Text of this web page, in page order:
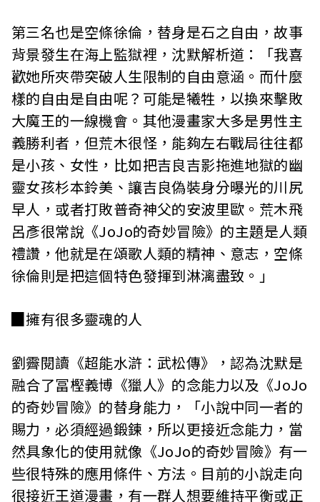
第三名也是空條徐倫，替身是石之自由，故事
背景發生在海上監獄裡，沈默解析道：「我喜
歡她所夾帶突破人生限制的自由意涵。而什麼
樣的自由是自由呢？可能是犧牲，以換來擊敗
大魔王的一線機會。其他漫畫家大多是男性主
義勝利者，但荒木很怪，能夠左右戰局往往都
是小孩、女性，比如把吉良吉影拖進地獄的幽
靈女孩杉本鈴美、讓吉良偽裝身分曝光的川尻
早人，或者打敗普奇神父的安波里歐。荒木飛
呂彥很常說《JoJo的奇妙冒險》的主題是人類
禮讚，他就是在頌歌人類的精神、意志，空條
徐倫則是把這個特色發揮到淋漓盡致。」
▉擁有很多靈魂的人
劉霽閱讀《超能水滸：武松傳》，認為沈默是
融合了冨樫義博《獵人》的念能力以及《JoJo
的奇妙冒險》的替身能力，「小說中同一者的
賜力，必須經過鍛鍊，所以更接近念能力，當
然具象化的使用就像《JoJo的奇妙冒險》有一
些很特殊的應用條件、方法。目前的小說走向
很接近王道漫畫，有一群人想要維持平衡或正